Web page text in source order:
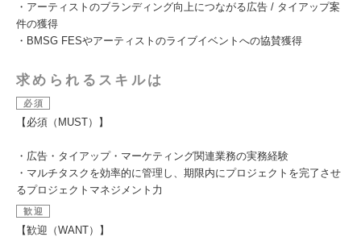
・アーティストのブランディング向上につながる広告 / タイアップ案
件の獲得
・BMSG FESやアーティストのライブイベントへの協賛獲得
求められるスキルは
必須
【必須（MUST）】
・広告・タイアップ・マーケティング関連業務の実務経験
・マルチタスクを効率的に管理し、期限内にプロジェクトを完了させ
るプロジェクトマネジメント力
歓迎
【歓迎（WANT）】